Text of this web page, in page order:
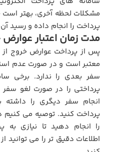
پرداخت را انجام داده و رسید
مدت زمان اعتبار
پس از پرداخت عوارض خروج
معتبر است و در صورت عدم
سفر بعدی را ندارد. برخی
پرداختی را در صورت لغو سفر
انجام سفر دیگری را داشته
پرداخت کنید. توصیه می‌
را انجام دهید تا نیازی به
اطلاعات دقیق‌ تر را می‌